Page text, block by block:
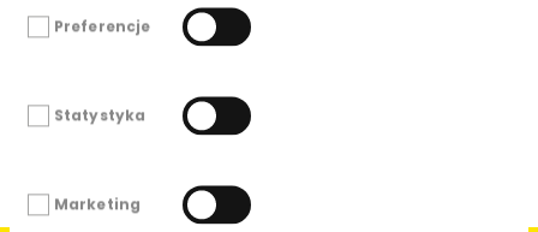
Preferencje
Statystyka
Marketing